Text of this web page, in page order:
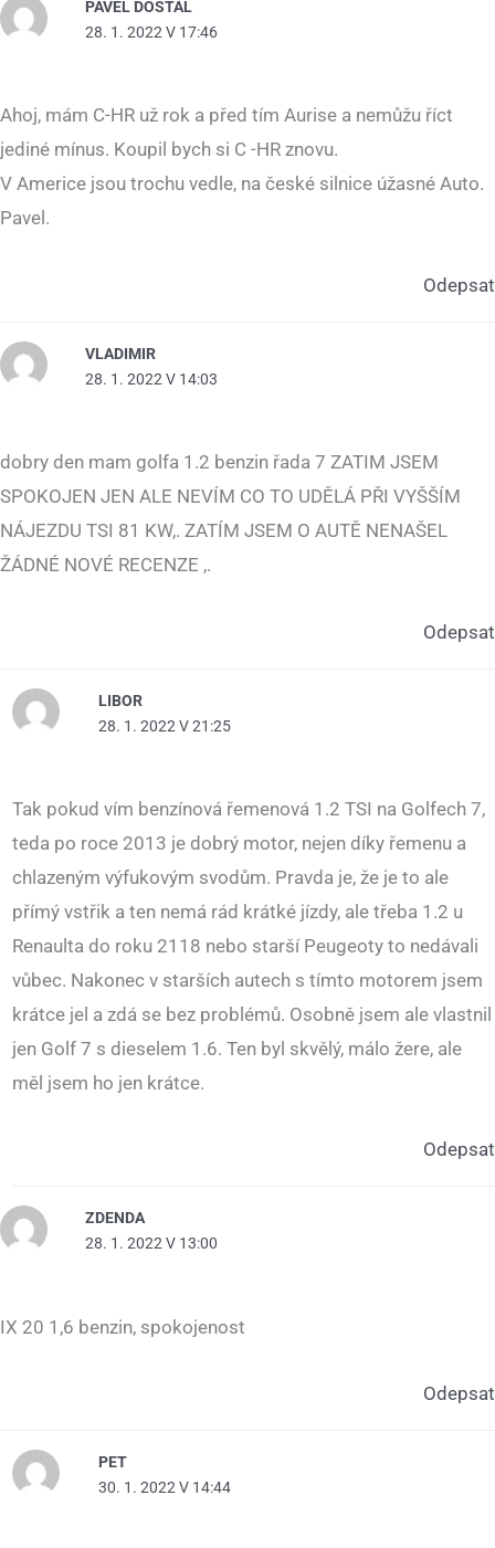
PAVEL DOSTÁL
28. 1. 2022 V 17:46
Ahoj, mám C-HR už rok a před tím Aurise a nemůžu říct
jediné mínus. Koupil bych si C -HR znovu.
V Americe jsou trochu vedle, na české silnice úžasné Auto.
Pavel.
Odepsat
VLADIMIR
28. 1. 2022 V 14:03
dobry den mam golfa 1.2 benzin řada 7 ZATIM JSEM
SPOKOJEN JEN ALE NEVÍM CO TO UDĚLÁ PŘI VYŠŠÍM
NÁJEZDU TSI 81 KW,. ZATÍM JSEM O AUTĚ NENAŠEL
ŽÁDNÉ NOVÉ RECENZE ,.
Odepsat
LIBOR
28. 1. 2022 V 21:25
Tak pokud vím benzínová řemenová 1.2 TSI na Golfech 7,
teda po roce 2013 je dobrý motor, nejen díky řemenu a
chlazeným výfukovým svodům. Pravda je, že je to ale
přímý vstřik a ten nemá rád krátké jízdy, ale třeba 1.2 u
Renaulta do roku 2118 nebo starší Peugeoty to nedávali
vůbec. Nakonec v starších autech s tímto motorem jsem
krátce jel a zdá se bez problémů. Osobně jsem ale vlastnil
jen Golf 7 s dieselem 1.6. Ten byl skvělý, málo žere, ale
měl jsem ho jen krátce.
Odepsat
ZDENDA
28. 1. 2022 V 13:00
IX 20 1,6 benzin, spokojenost
Odepsat
PET
30. 1. 2022 V 14:44